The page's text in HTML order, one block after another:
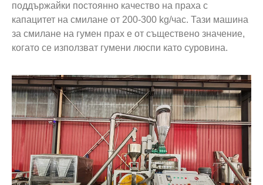
поддържайки постоянно качество на праха с
капацитет на смилане от 200-300 kg/час. Тази машина
за смилане на гумен прах е от съществено значение,
когато се използват гумени люспи като суровина.